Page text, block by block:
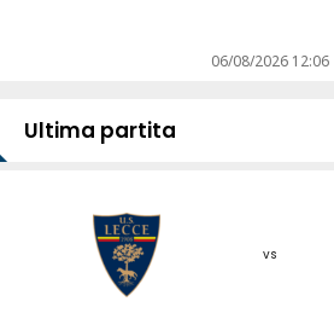
06/08/2026 12:06
Ultima partita
vs